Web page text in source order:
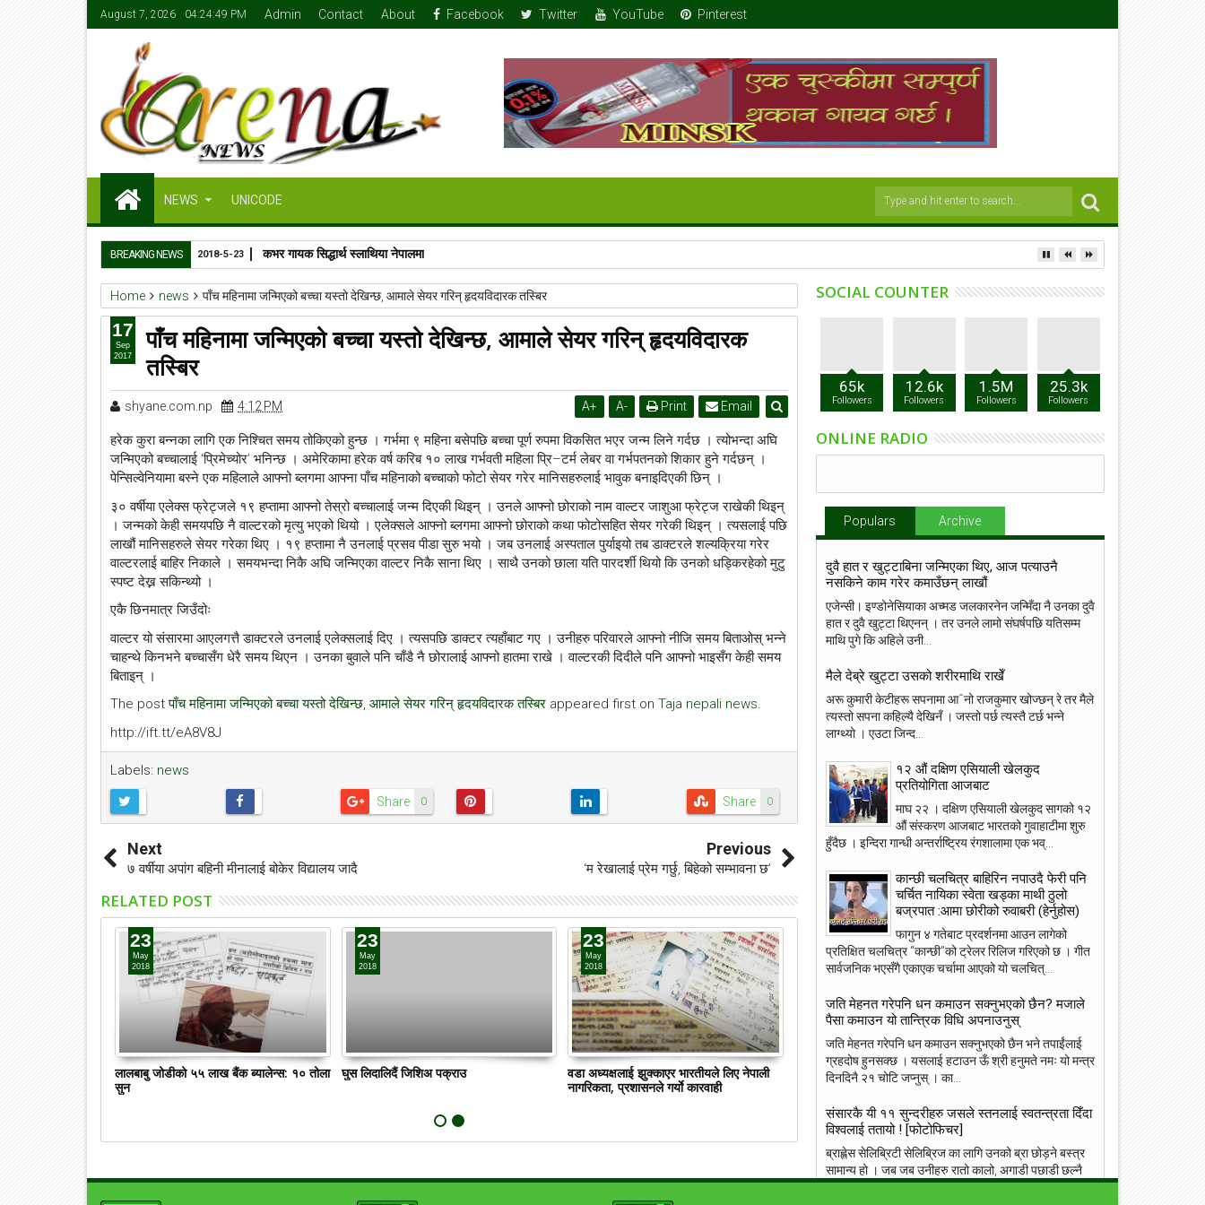
August 7, 2026 04:24:50 PM Admin Contact About Facebook Twitter YouTube Pinterest
NEWS UNICODE
BREAKING NEWS कभर गायक सिद्धार्थ स्लाथिया नेपालमा
2018-5-23
Home news पाँच महिनामा जन्मिएको बच्चा यस्तो देखिन्छ, आमाले सेयर गरिन् हृदयविदारक तस्बिर
पाँच महिनामा जन्मिएको बच्चा यस्तो देखिन्छ, आमाले सेयर गरिन् हृदयविदारक
तस्बिर
shyane.com.np 4:12 PM A+ A- Print Email
हरेक कुरा बन्नका लागि एक निश्चित समय तोकिएको हुन्छ । गर्भमा ९ महिना बसेपछि बच्चा पूर्ण रुपमा विकसित भएर जन्म लिने गर्दछ । त्योभन्दा अघि
जन्मिएको बच्चालाई ‘प्रिमेच्योर’ भनिन्छ । अमेरिकामा हरेक वर्ष करिब १० लाख गर्भवती महिला प्रि–टर्म लेबर वा गर्भपतनको शिकार हुने गर्दछन् ।
पेन्सिल्वेनियामा बस्ने एक महिलाले आफ्नो ब्लगमा आफ्ना पाँच महिनाको बच्चाको फोटो सेयर गरेर मानिसहरुलाई भावुक बनाइदिएकी छिन् ।
३० वर्षीया एलेक्स फ्रेट्जले १९ हप्तामा आफ्नो तेस्रो बच्चालाई जन्म दिएकी थिइन् । उनले आफ्नो छोराको नाम वाल्टर जाशुआ फ्रेट्ज राखेकी थिइन्
। जन्मको केही समयपछि नै वाल्टरको मृत्यु भएको थियो । एलेक्सले आफ्नो ब्लगमा आफ्नो छोराको कथा फोटोसहित सेयर गरेकी थिइन् । त्यसलाई पछि
लाखौं मानिसहरुले सेयर गरेका थिए । १९ हप्तामा नै उनलाई प्रसव पीडा सुरु भयो । जब उनलाई अस्पताल पुर्याइयो तब डाक्टरले शल्यक्रिया गरेर
वाल्टरलाई बाहिर निकाले । समयभन्दा निकै अघि जन्मिएका वाल्टर निकै साना थिए । साथै उनको छाला यति पारदर्शी थियो कि उनको धड्किरहेको मुटु
स्पष्ट देख्न सकिन्थ्यो ।
एकै छिनमात्र जिउँदोः
वाल्टर यो संसारमा आएलगत्तै डाक्टरले उनलाई एलेक्सलाई दिए । त्यसपछि डाक्टर त्यहाँबाट गए । उनीहरु परिवारले आफ्नो नीजि समय बिताओस् भन्ने
चाहन्थे किनभने बच्चासँग धेरै समय थिएन । उनका बुवाले पनि चाँडै नै छोरालाई आफ्नो हातमा राखे । वाल्टरकी दिदीले पनि आफ्नो भाइसँग केही समय
बिताइन् ।
The postपाँच महिनामा जन्मिएको बच्चा यस्तो देखिन्छ, आमाले सेयर गरिन् हृदयविदारक तस्बिर appeared first on Taja nepali news.
http://ift.tt/eA8V8J
Labels: news
0
Share 0
Share
17
Sep
2017
Next
७ वर्षीया अपांग बहिनी मीनालाई बोकेर विद्यालय जादै
Previous
‘म रेखालाई प्रेम गर्छु, बिहेको सम्भावना छ’
RELATED POST
23
May
2018
लालबाबु जोडीको ५५ लाख बैंक ब्यालेन्स: १० तोला
सुन
23
May
2018
घुस लिदालिदैं जिशिअ पक्राउ
23
May
2018
वडा अध्यक्षलाई झुक्काएर भारतीयले लिए नेपाली
नागरिकता, प्रशासनले गर्याे कारवाही
23
May
2018
कांग्रेस उपसभापति निधि अमेरिकामा
22
May
2018
आइपीएल : हैदरावादलाई हराउँदै चेन्नाई
SOCIAL COUNTER
65k
Followers
12.6k
Followers
1.5M
Followers
25.3k
Followers
ONLINE RADIO
Populars Archive
दुवै हात र खुट्टाबिना जन्मिएका थिए, आज पत्याउनै
नसकिने काम गरेर कमाउँछन् लाखौं
एजेन्सी। इण्डोनेसियाका अच्मड जलकारनेन जन्मिँदा नै उनका दुवै
हात र दुवै खुट्टा थिएनन् । तर उनले लामो संघर्षपछि यतिसम्म
माथि पुगे कि अहिले उनी...
मैले देब्रे खुट्टा उसको शरीरमाथि राखेँ
अरू कुमारी केटीहरू सपनामा आˆनो राजकुमार खोज्छन् रे तर मैले
त्यस्तो सपना कहिल्यै देखिनँ । जस्तो पर्छ त्यस्तै टर्छ भन्ने
लाग्थ्यो । एउटा जिन्द...
१२ औं दक्षिण एसियाली खेलकुद
प्रतियोगिता आजबाट
माघ २२ । दक्षिण एसियाली खेलकुद सागको १२
औं संस्करण आजबाट भारतको गुवाहाटीमा शुरु
हुँदैछ । इन्दिरा गान्धी अन्तर्राष्ट्रिय रंगशालामा एक भव्...
कान्छी चलचित्र बाहिरिन नपाउदै फेरी पनि
चर्चित नायिका स्वेता खड्का माथी ठुलो
बज्रपात :आमा छोरीको रुवाबरी (हेर्नुहोस)
फागुन ४ गतेबाट प्रदर्शनमा आउन लागेको
प्रतिक्षित चलचित्र “कान्छी”को ट्रेलर रिलिज गरिएको छ । गीत
सार्वजनिक भएसँगै एकाएक चर्चामा आएको यो चलचित्...
जति मेहनत गरेपनि धन कमाउन सक्नुभएको छैन? मजाले
पैसा कमाउन यो तान्त्रिक विधि अपनाउनुस्
जति मेहनत गरेपनि धन कमाउन सक्नुभएको छैन भने तपाईंलाई
ग्रहदोष हुनसक्छ । यसलाई हटाउन ऊँ श्री हनुमते नमः यो मन्त्र
दिनदिनै २१ चोटि जप्नुस् । का...
संसारकै यी ११ सुन्दरीहरु जसले स्तनलाई स्वतन्त्रता दिँदा
विश्वलाई ततायो ! [फोटोफिचर]
ब्राह्लेस सेलिब्रिटी सेलिब्रिज का लागि उनको ब्रा छोड़ने बस्त्र
सामान्य हो । जब जब उनीहरु रातो कालो, अगाडी पछाडी छल्नै
नसक्ने कपडा लगाउछन् ।...